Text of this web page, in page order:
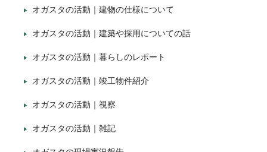
オガスタの活動｜建物の仕様について
オガスタの活動｜建築や採用についての話
オガスタの活動｜暮らしのレポート
オガスタの活動｜竣工物件紹介
オガスタの活動｜視察
オガスタの活動｜雑記